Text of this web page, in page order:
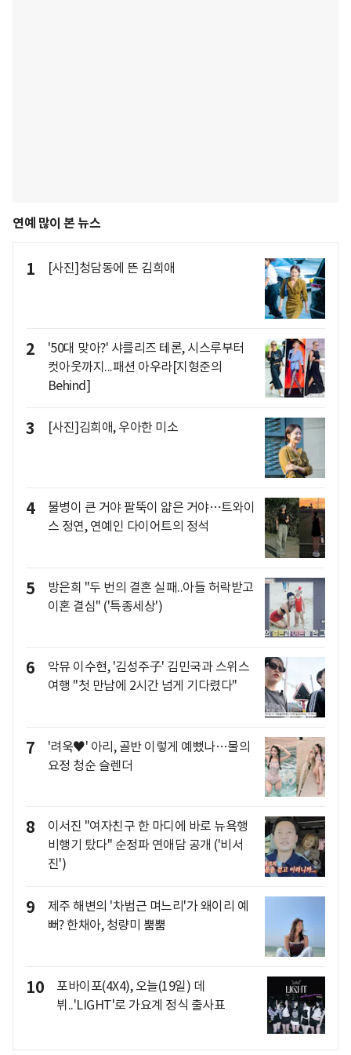
연예 많이 본 뉴스
1 [사진]청담동에 뜬 김희애
2
'50대 맞아?' 샤를리즈 테론, 시스루부터
컷아웃까지...패션 아우라[지형준의
Behind]
3 [사진]김희애, 우아한 미소
4
물병이 큰 거야 팔뚝이 얇은 거야…트와이
스 정연, 연예인 다이어트의 정석
5
방은희 "두 번의 결혼 실패..아들 허락받고
이혼 결심" ('특종세상')
6
악뮤 이수현, '김성주子' 김민국과 스위스
여행 "첫 만남에 2시간 넘게 기다렸다"
7
'려욱♥' 아리, 골반 이렇게 예뻤나…물의
요정 청순 슬렌더
8
이서진 "여자친구 한 마디에 바로 뉴욕행
비행기 탔다" 순정파 연애담 공개 ('비서
진')
9
제주 해변의 '차범근 며느리'가 왜이리 예
뻐? 한채아, 청량미 뿜뿜
10
포바이포(4X4), 오늘(19일) 데
뷔..'LIGHT'로 가요계 정식 출사표